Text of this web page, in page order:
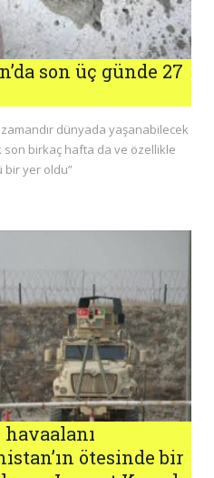
son üç günde 27
dünyada yaşanabilecek
birkaç hafta da ve özellikle
bir yer oldu”
ötesinde bir